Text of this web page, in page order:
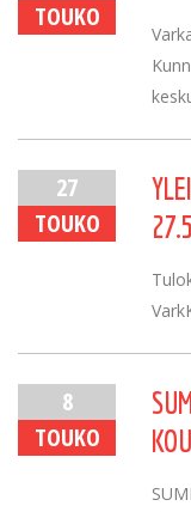
TOUKO
27
TOUKO
8
TOUKO